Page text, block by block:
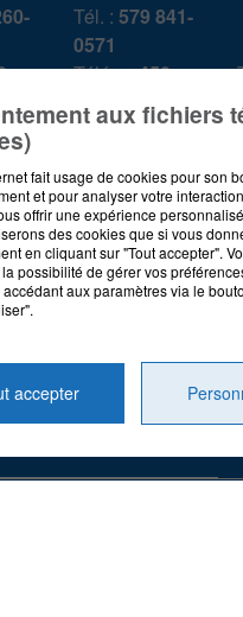
Tél. : 579 841-
0571
Téléc. :450-
759-7079
S. Frais :1 844
HEURES
D'OUVERTURE
LUNDI -
8 h - 16 h
aux fichiers
fait usage de cookies pour son
et pour analyser votre
offrir une expérience
des cookies que si vous
en cliquant sur "Tout accepter".
possibilité de gérer vos
aux paramètres via le
accepter